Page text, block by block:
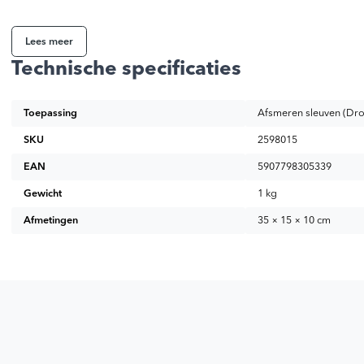
Lees meer
Technische specificaties
Toepassing Afsmeren sleuven
SKU 2598015
EAN 5907798305339
Gewicht 1 kg
Afmetingen 35 × 15 × 10 cm